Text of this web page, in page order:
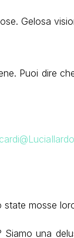
Gelosa
Puoi dire
state mosse
Siamo una